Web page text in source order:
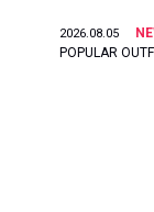
2026.08.05
POPULAR